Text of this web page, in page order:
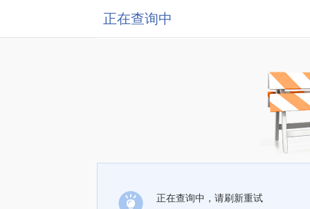
正在查询中
正在查询中，请刷新重试